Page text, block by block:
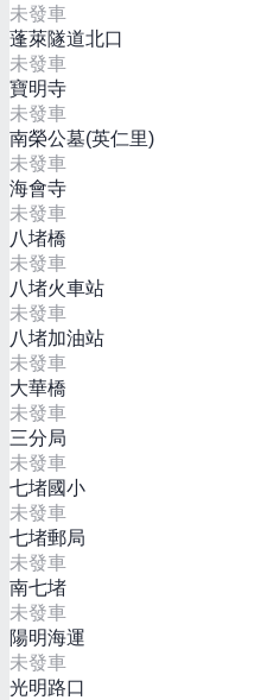
未發車
蓬萊隧道北口
未發車
寶明寺
未發車
南榮公墓(英仁里)
未發車
海會寺
未發車
八堵橋
未發車
八堵火車站
未發車
八堵加油站
未發車
大華橋
未發車
三分局
未發車
七堵國小
未發車
七堵郵局
未發車
南七堵
未發車
陽明海運
未發車
光明路口